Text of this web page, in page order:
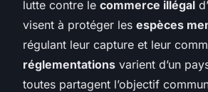
lutte contre le commerce illégal
visent à protéger les espèces
régulant leur capture et leur
réglementations varient d’un
toutes partagent l’objectif